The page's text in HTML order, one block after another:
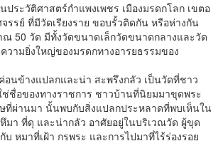
ประวัติศาสตร์กำแพงเพชร เมืองมรดกโลก เขตอ
รย์ ที่มีวัดเรียงราย ขอบรั้วติดกัน หรือห่างกัน
ณ 50 วัด มีทั้งวัดขนาดเล็กวัดขนาดกลางและวัด
ามยิ่งใหญ่ของมรดกทางอารยธรรมของ
อนข้างแปลกและน่า สะพรึงกลัว เป็นวัดที่ชาว
ชื่อของทางราชการ ชาวบ้านที่นิยมมาขุดพระ
ที่ผ่านมา นั้นพบกับสิ่งแปลกประหลาดที่พบเห็นใน
มา ที่ดุ และน่ากลัว อาศัยอยู่ในบริเวณวัด ผู้ขุด
หมาที่เฝ้า กรุพระ และการไปมาที่ไร้ร่องรอย